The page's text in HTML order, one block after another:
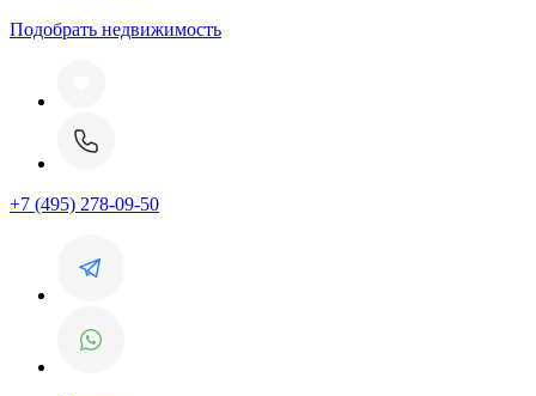
Подобрать недвижимость
+7 (495) 278-09-50